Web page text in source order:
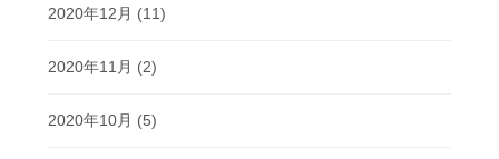
2020年12月 (11)
2020年11月 (2)
2020年10月 (5)